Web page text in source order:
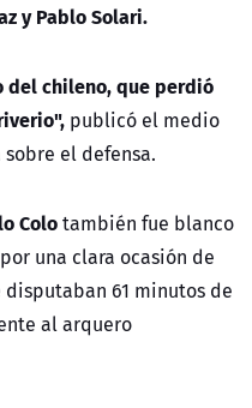
y Pablo Solari.
del chileno, que perdió
publicó el medio
el defensa.
Colotambién fue blanco
una clara ocasión de
61 minutos de
al arquero